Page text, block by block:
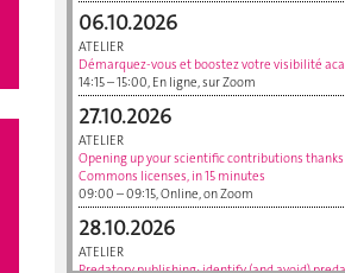
06.10.2026
ATELIER
Démarquez-vous et boostez votre visibilité
14:15 – 15:00, En ligne, sur Zoom
27.10.2026
ATELIER
Opening up your scientific contributions
Commons licenses, in 15 minutes
09:00 – 09:15, Online, on Zoom
28.10.2026
ATELIER